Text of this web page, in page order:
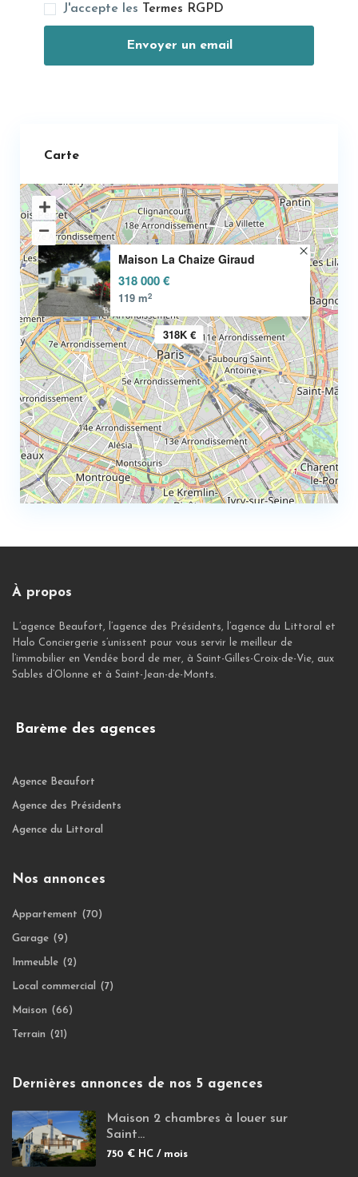
J'accepte les Termes RGPD
Carte
318K €
Maison La Chaize Giraud
318 000 €
119 m2
À propos
L’agence Beaufort, l’agence des Présidents, l’agence du Littoral et
Halo Conciergerie s’unissent pour vous servir le meilleur de
l’immobilier en Vendée bord de mer, à Saint-Gilles-Croix-de-Vie, aux
Sables d’Olonne et à Saint-Jean-de-Monts.
Barème des agences
Agence Beaufort
Agence des Présidents
Agence du Littoral
Nos annonces
Appartement (70)
Garage (9)
Immeuble (2)
Local commercial (7)
Maison (66)
Terrain (21)
Dernières annonces de nos 5 agences
Maison 2 chambres à louer sur
Saint...
750 € HC / mois